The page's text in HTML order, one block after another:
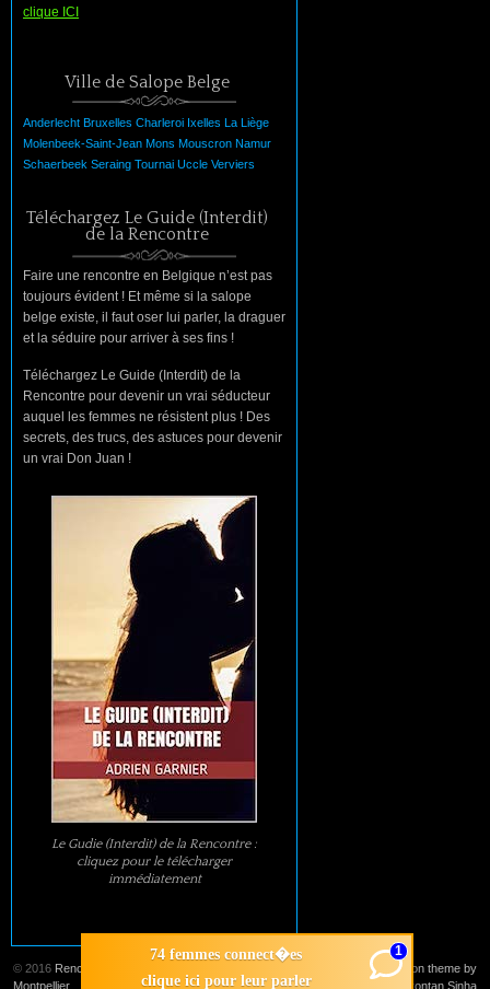
74 femmes connect�es
clique ici pour leur parler
1
clique ICI
Ville de Salope Belge
Anderlecht Bruxelles Charleroi Ixelles La
Liège
Molenbeek-Saint-Jean Mons Mouscron Namur
Schaerbeek Seraing Tournai Uccle Verviers
Téléchargez Le Guide (Interdit)
de la Rencontre
Faire une rencontre en Belgique n’est pas
toujours évident ! Et même si la salope
belge existe, il faut oser lui parler, la draguer
et la séduire pour arriver à ses fins !
Téléchargez Le Guide (Interdit) de la
Rencontre pour devenir un vrai séducteur
auquel les femmes ne résistent plus ! Des
secrets, des trucs, des astuces pour devenir
un vrai Don Juan !
Le Gudie (Interdit) de la Rencontre :
cliquez pour le télécharger
immédiatement
© 2016 Rencontre
Montpellier
Suffusion theme by
Sayontan Sinha